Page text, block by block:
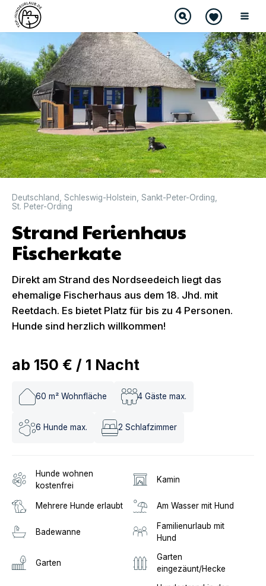
Deutschland Schleswig-Holstein Sankt-Peter-Ording
St. Peter-Ording
Strand Ferienhaus
Fischerkate
Direkt am Strand des Nordseedeich liegt das
ehemalige Fischerhaus aus dem 18. Jhd. mit
Reetdach. Es bietet Platz für bis zu 4 Personen.
Hunde sind herzlich willkommen!
ab 150 € / 1 Nacht
60 m² Wohnfläche 4 Gäste max.
6 Hunde max. 2 Schlafzimmer
Hunde wohnen
kostenfrei
Kamin
Mehrere Hunde erlaubt Am Wasser mit Hund
Badewanne
Familienurlaub mit
Hund
Garten
Garten
eingezäunt/Hecke